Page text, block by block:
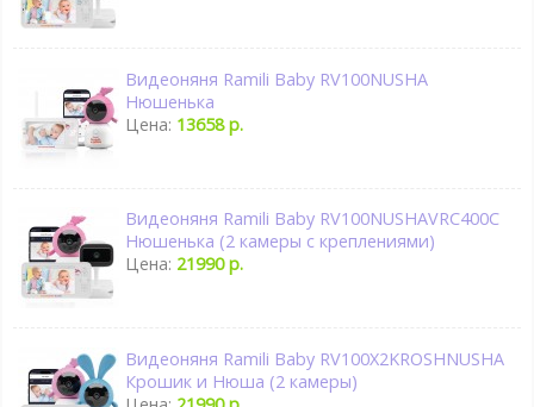
Видеоняня Ramili Baby RV100NUSHA
Нюшенька
Цена: 13658 р.
Видеоняня Ramili Baby RV100NUSHAVRC400C
Нюшенька (2 камеры с креплениями)
Цена: 21990 р.
Видеоняня Ramili Baby RV100X2KROSHNUSHA
Крошик и Нюша (2 камеры)